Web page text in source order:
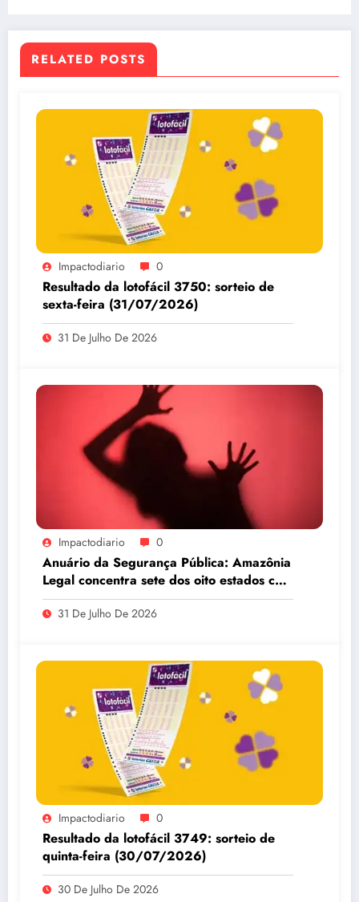
RELATED POSTS
Impactodiario 0
Resultado da lotofácil 3750: sorteio de
sexta-feira (31/07/2026)
31 De Julho De 2026
Impactodiario 0
Anuário da Segurança Pública: Amazônia
Legal concentra sete dos oito estados com
maiores taxas de estupro do país
31 De Julho De 2026
Impactodiario 0
Resultado da lotofácil 3749: sorteio de
quinta-feira (30/07/2026)
30 De Julho De 2026